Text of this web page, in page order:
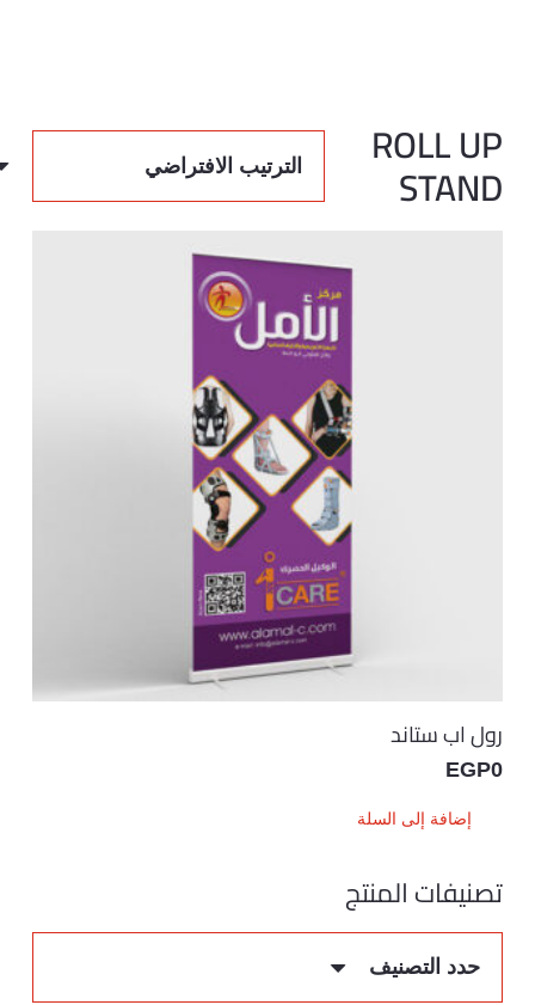
ROLL UP
STAND
رول اب ستاند
EGP0
إضافة إلى السلة
تصنيفات المنتج
حدد التصنيف